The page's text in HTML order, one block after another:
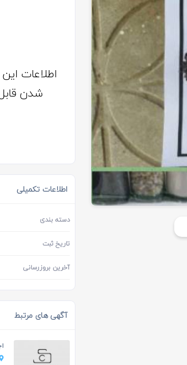
اطلاعات
شدن
اطلاعات تکمیلی
دسته بندی
تاریخ ثبت
آخرین بروزرسانی
آگهی های مرتبط